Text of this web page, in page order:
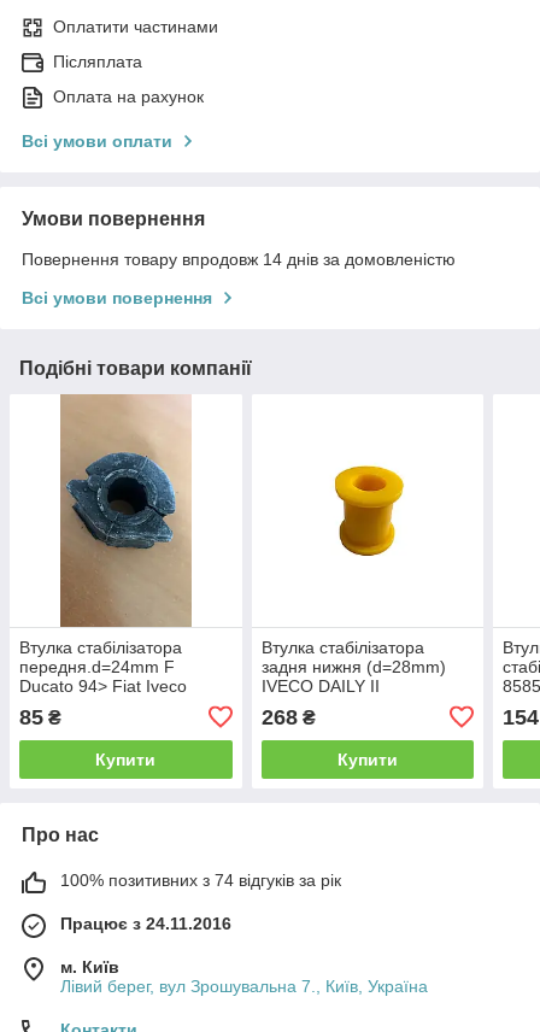
Оплатити частинами
Післяплата
Оплата на рахунок
Всі умови оплати
Умови повернення
Повернення товару впродовж 14 днів за домовленістю
Всі умови повернення
Подібні товари компанії
Втулка стабілізатора
передня.d=24mm F
Ducato 94> Fiat Iveco
85 ₴
Купити
Втулка стабілізатора
задня нижня (d=28mm)
IVECO DAILY II
(2585.00/93814618) Lema
268₴
Купити
154
Про нас
100% позитивних з 74 відгуків за рік
Працює з 24.11.2016
м. Київ
Лівий берег, вул Зрошувальна 7., Київ, Україна